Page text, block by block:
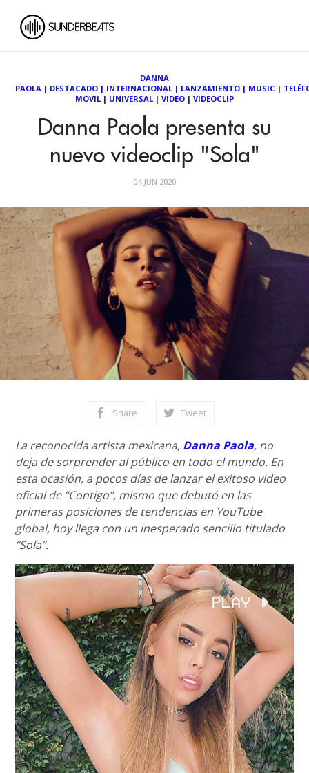
DANNA
PAOLA | DESTACADO | INTERNACIONAL | LANZAMIENTO | MUSIC |
MÓVIL | UNIVERSAL | VIDEO | VIDEOCLIP
Danna Paola presenta su
nuevo videoclip "Sola"
04 JUN 2020
Share Tweet
La reconocida artista mexicana, Danna Paola, no
deja de sorprender al público en todo el mundo. En
esta ocasión, a pocos días de lanzar el exitoso video
oficial de “Contigo”, mismo que debutó en las
primeras posiciones de tendencias en YouTube
global, hoy llega con un inesperado sencillo titulado
“Sola”.